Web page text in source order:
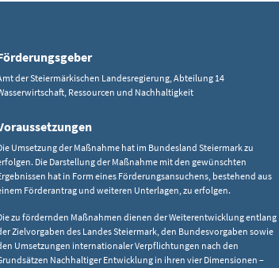
kopieren
der Steiermärkischen Landesregierung, Abteilung 14
Ressourcen und Nachhaltigkeit
Umsetzung der Maßnahme hat im Bundesland Steiermark zu
Die Darstellung der Maßnahme mit den gewünschten
hat in Form eines Förderungsansuchens, bestehend aus
Förderantrag und weiteren Unterlagen, zu erfolgen.
zu fördernden Maßnahmen dienen der Weiterentwicklung entlang
Zielvorgaben des Landes Steiermark, den Bundesvorgaben sowie
Umsetzungen internationaler Verpflichtungen nach den
Nachhaltiger Entwicklung in ihren vier Dimensionen –